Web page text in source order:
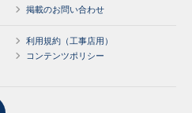
掲載のお問い合わせ
利用規約（工事店用）
コンテンツポリシー